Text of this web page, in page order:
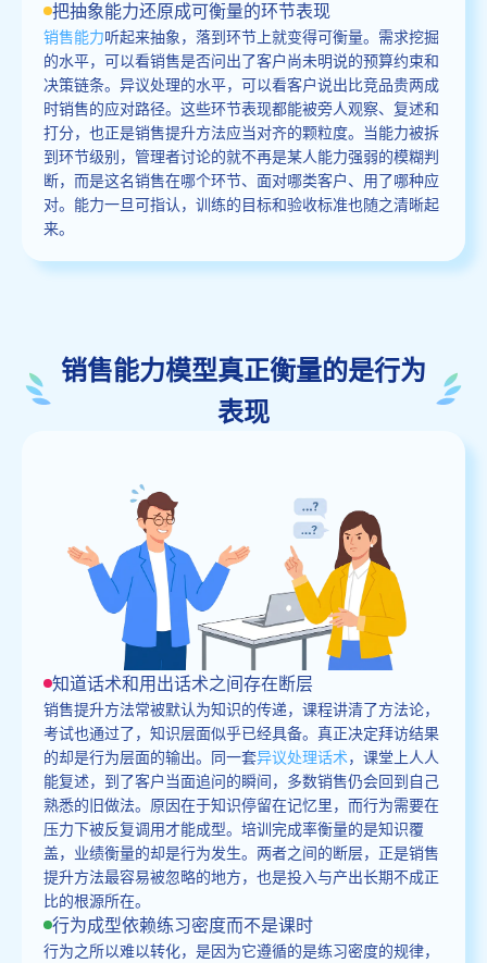
把抽象能力还原成可衡量的环节表现
销售能力听起来抽象，落到环节上就变得可衡量。需求挖掘
的水平，可以看销售是否问出了客户尚未明说的预算约束和
决策链条。异议处理的水平，可以看客户说出比竞品贵两成
时销售的应对路径。这些环节表现都能被旁人观察、复述和
打分，也正是销售提升方法应当对齐的颗粒度。当能力被拆
到环节级别，管理者讨论的就不再是某人能力强弱的模糊判
断，而是这名销售在哪个环节、面对哪类客户、用了哪种应
对。能力一旦可指认，训练的目标和验收标准也随之清晰起
来。
销售能力模型真正衡量的是行为
表现
知道话术和用出话术之间存在断层
销售提升方法常被默认为知识的传递，课程讲清了方法论，
考试也通过了，知识层面似乎已经具备。真正决定拜访结果
的却是行为层面的输出。同一套异议处理话术，课堂上人人
能复述，到了客户当面追问的瞬间，多数销售仍会回到自己
熟悉的旧做法。原因在于知识停留在记忆里，而行为需要在
压力下被反复调用才能成型。培训完成率衡量的是知识覆
盖，业绩衡量的却是行为发生。两者之间的断层，正是销售
提升方法最容易被忽略的地方，也是投入与产出长期不成正
比的根源所在。
行为成型依赖练习密度而不是课时
行为之所以难以转化，是因为它遵循的是练习密度的规律，